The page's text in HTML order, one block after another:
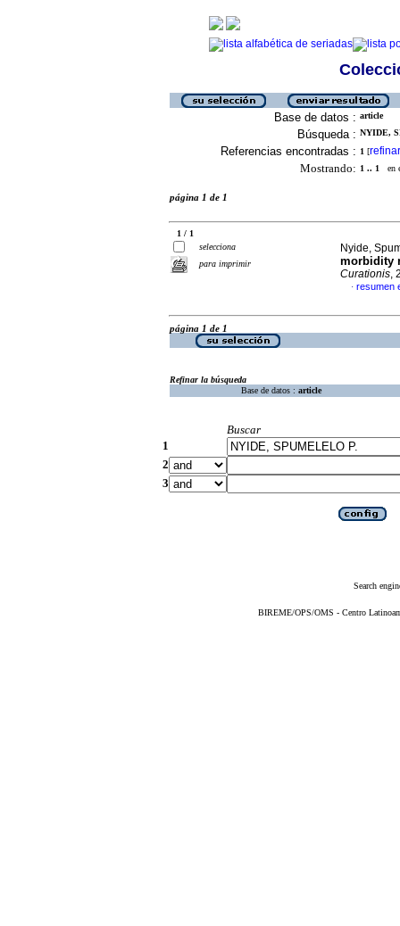
Base de datos : article
Búsqueda : NYIDE,
Referencias encontradas : 1 [refinar
Mostrando: 1 .. 1 en
página 1 de 1
1 / 1
selecciona
para imprimir
Nyide,
morbidity
Curationis,
· resumen
página 1 de 1
Refinar la búsqueda
Base de datos : article
Buscar
1
2
3
Search
BIREME/OPS/OMS - Centro